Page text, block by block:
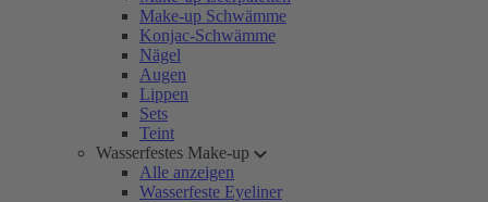
Make-up Schwämme
Konjac-Schwämme
Nägel
Augen
Lippen
Sets
Teint
Wasserfestes Make-up
Alle anzeigen
Wasserfeste Eyeliner